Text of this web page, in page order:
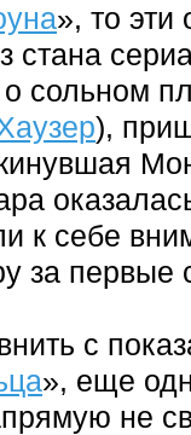
», то эти
стана
сольном
),
к себе
за первые
с
», еще
не